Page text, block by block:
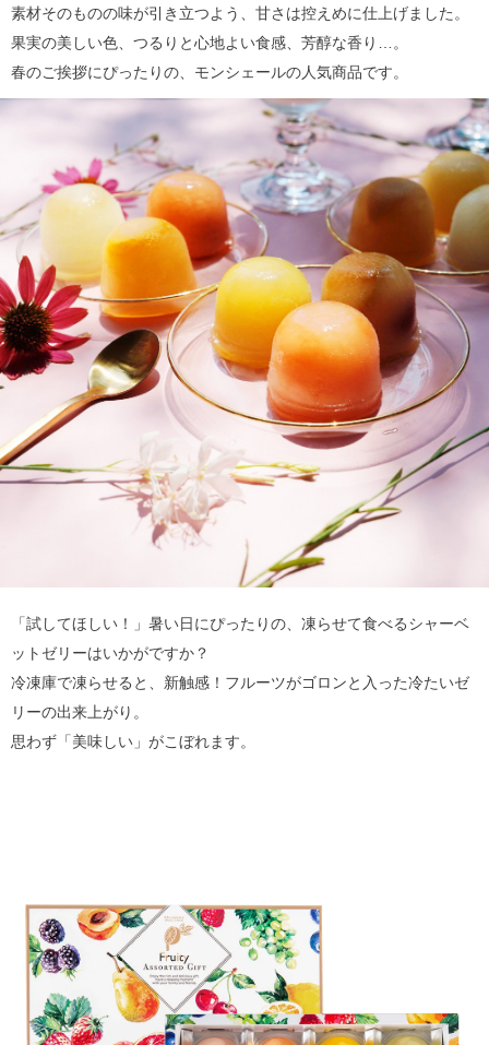
素材そのものの味が引き立つよう、甘さは控えめに仕上げました。
果実の美しい色、つるりと心地よい食感、芳醇な香り…。
春のご挨拶にぴったりの、モンシェールの人気商品です。
「試してほしい！」暑い日にぴったりの、凍らせて食べるシャーベ
ットゼリーはいかがですか？
冷凍庫で凍らせると、新触感！フルーツがゴロンと入った冷たいゼ
リーの出来上がり。
思わず「美味しい」がこぼれます。